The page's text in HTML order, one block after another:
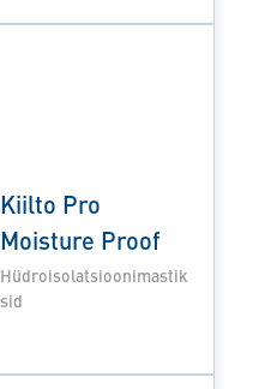
Kiilto Pro
Moisture Proof
Hüdroisolatsioonimastik
sid